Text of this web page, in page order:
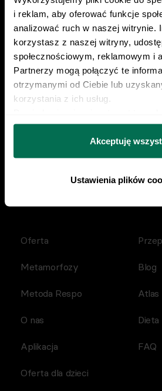
i reklam, aby oferować funkcje
analizować ruch w naszej witrynie.
korzystasz z naszej witryny,
społecznościowym, reklamowym i
Partnerzy mogą połączyć te
otrzymanymi od Ciebie lub
korzystania z ich usług.
można się z nami skontaktować i
przetwarzamy dane osobowe w
prywatności.
Akceptuję
Ustawienia plików
22 230 21 37
Poznaj Respo od kuchni
Przykładowa dieta
Kalkulator kalorii
Kalkulator BMI
Oferta
Metamorfozy
Metoda Respo
O nas
Aplikacja
Blog
Atlas
Dieta
FAQ
Oferta dla dzieci